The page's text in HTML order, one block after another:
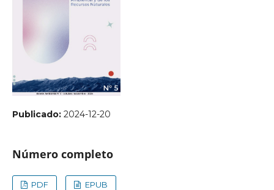
Publicado: 2024-12-20
Número completo
PDF EPUB